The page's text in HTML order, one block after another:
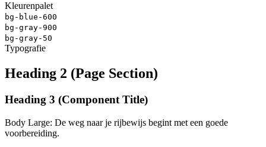
Kleurenpalet
bg-blue-600
bg-gray-900
bg-gray-50
Typografie
Heading 2 (Page Section)
Heading 3 (Component Title)
Body Large: De weg naar je rijbewijs begint met een goede
voorbereiding.